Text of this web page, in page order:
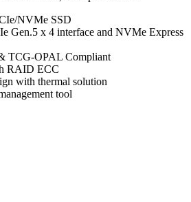
NVMe SSD
Gen.5 x 4 interface and NVMe Express
TCG-OPAL Compliant
RAID ECC
with thermal solution
tool